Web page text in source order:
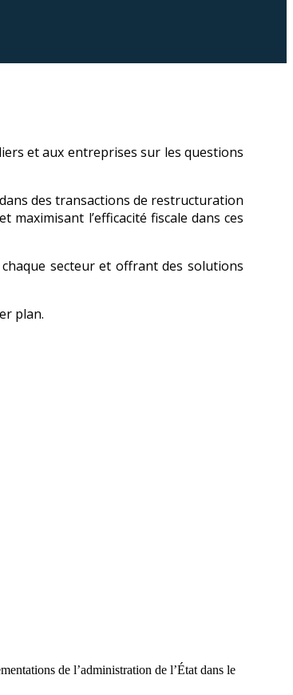
et aux entreprises sur les questions
des transactions de restructuration
l’efficacité fiscale dans ces
secteur et offrant des solutions
plan.
de l’administration de l’État dans le